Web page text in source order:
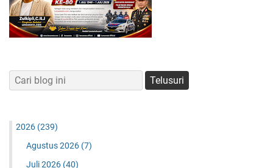
2026 (239)
Agustus 2026 (7)
Juli 2026 (40)